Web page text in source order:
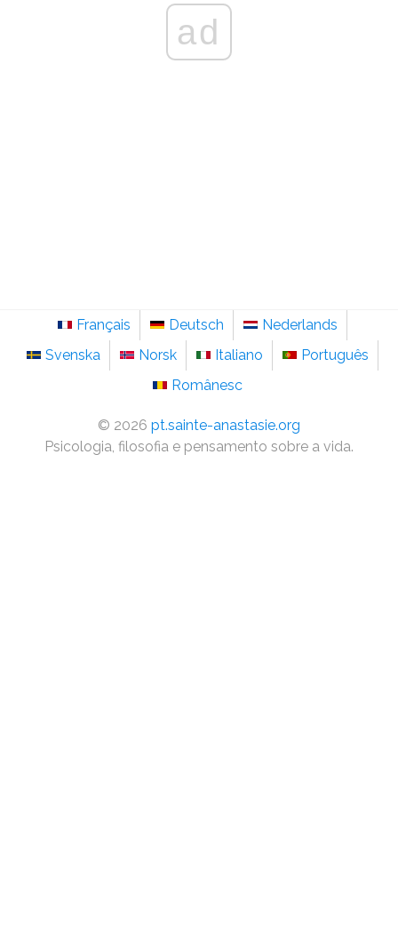
ad
Français Deutsch
Nederlands
Svenska
Norsk Italiano
Português
Românesc
© 2026 pt.sainte-anastasie.org
Psicologia, filosofia e pensamento sobre a vida.